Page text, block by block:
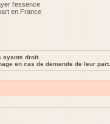
l'essence
en France
ayants droit.
en cas de demande de leur part.